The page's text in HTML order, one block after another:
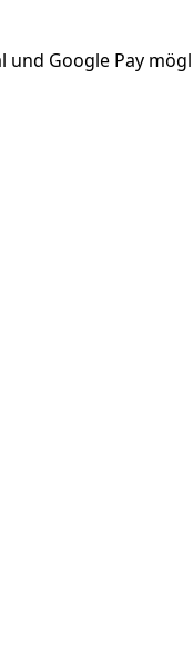
und Google Pay